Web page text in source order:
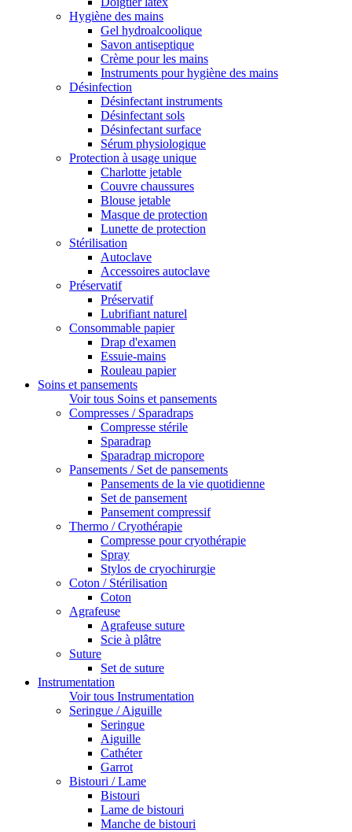
Hygiène des mains
Gel hydroalcoolique
Savon antiseptique
Crème pour les mains
Instruments pour hygiène des mains
Désinfection
Désinfectant instruments
Désinfectant sols
Désinfectant surface
Sérum physiologique
Protection à usage unique
Charlotte jetable
Couvre chaussures
Blouse jetable
Masque de protection
Lunette de protection
Stérilisation
Autoclave
Accessoires autoclave
Préservatif
Préservatif
Lubrifiant naturel
Consommable papier
Drap d'examen
Essuie-mains
Rouleau papier
Soins et pansements
Voir tous Soins et pansements
Compresses / Sparadraps
Compresse stérile
Sparadrap
Sparadrap micropore
Pansements / Set de pansements
Pansements de la vie quotidienne
Set de pansement
Pansement compressif
Thermo / Cryothérapie
Compresse pour cryothérapie
Spray
Stylos de cryochirurgie
Coton / Stérilisation
Coton
Agrafeuse
Agrafeuse suture
Scie à plâtre
Suture
Set de suture
Instrumentation
Voir tous Instrumentation
Seringue / Aiguille
Seringue
Aiguille
Cathéter
Garrot
Bistouri / Lame
Bistouri
Lame de bistouri
Manche de bistouri